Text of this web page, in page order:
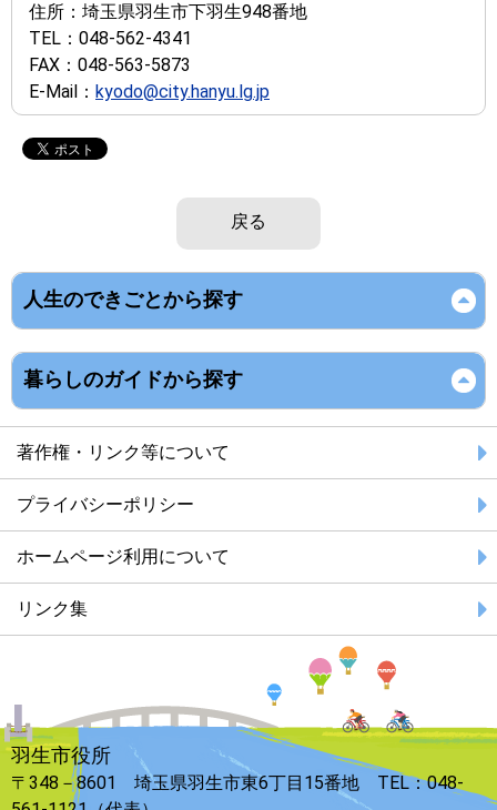
住所： 埼玉県羽生市下羽生948番地
TEL： 048-562-4341
FAX： 048-563-5873
E-Mail： kyodo@city.hanyu.lg.jp
戻る
人生のできごとから探す
暮らしのガイドから探す
著作権・リンク等について
プライバシーポリシー
ホームページ利用について
リンク集
羽生市役所
〒348－8601 埼玉県羽生市東6丁目15番地 TEL：048-